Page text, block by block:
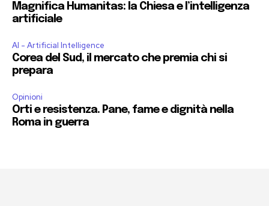
Magnifica Humanitas: la Chiesa e l’intelligenza
artificiale
AI - Artificial Intelligence
Corea del Sud, il mercato che premia chi si
prepara
Opinioni
Orti e resistenza. Pane, fame e dignità nella
Roma in guerra